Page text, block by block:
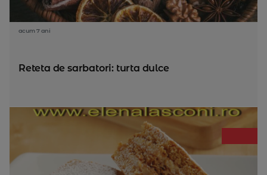
acum 7 ani
Reteta de sarbatori: turta dulce